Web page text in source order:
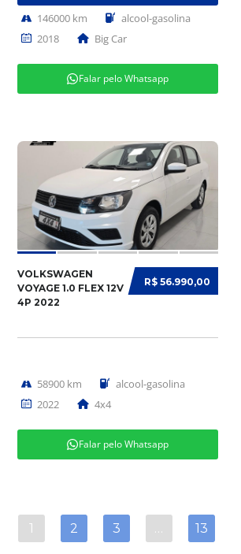
146000 km
alcool-gasolina
2018
Big Car
Falar pelo Whatsapp
R$ 56.990,00
VOLKSWAGEN
VOYAGE 1.0 FLEX 12V
4P 2022
58900 km
alcool-gasolina
2022
4x4
Falar pelo Whatsapp
1 2 3 … 13